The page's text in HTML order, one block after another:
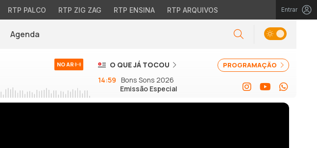
RTP PALCO RTP ZIG ZAG RTP ENSINA RTP ARQUIVOS Entrar
Agenda
NO AR PROGRAMAÇÃO
O QUE JÁ TOCOU
14:59 Bons Sons 2026
Emissão Especial